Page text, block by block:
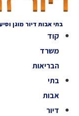
בתי אבות דיור מוגן
קוד
משרד
הבריאות
בתי
אבות
דיור